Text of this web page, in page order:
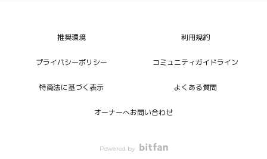
推奨環境 利用規約
プライバシーポリシー コミュニティガイドライン
特商法に基づく表示 よくある質問
オーナーへお問い合わせ
Powered by